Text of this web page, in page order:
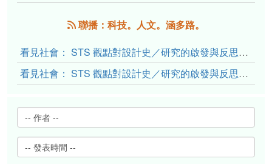
聯播：科技。人文。涵多路。
看見社會： STS 觀點對設計史／研究的啟發與反思（下）
看見社會： STS 觀點對設計史／研究的啟發與反思（上）